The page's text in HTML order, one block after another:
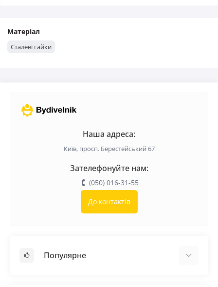
Матеріал
Сталеві гайки
Наша адреса:
Київ, просп. Берестейський 67
Зателефонуйте нам:
(050) 016-31-55
До контактів
Популярне